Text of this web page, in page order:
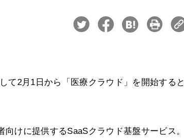
て2月1日から「医療クラウド」を開始すると
けに提供するSaaSクラウド基盤サービス。